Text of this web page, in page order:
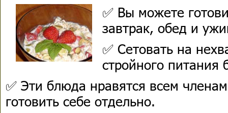
✅ Вы можете
завтрак, обед и
✅ Сетовать на
стройного питания
✅ Эти блюда нравятся всем
готовить себе отдельно.